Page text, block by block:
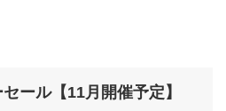
ール【11月開催予定】